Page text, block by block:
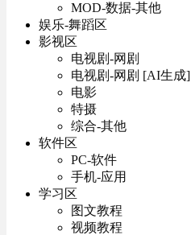
MOD-数据-其他
娱乐-舞蹈区
影视区
电视剧-网剧
电视剧-网剧 [AI生成]
电影
特摄
综合-其他
软件区
PC-软件
手机-应用
学习区
图文教程
视频教程